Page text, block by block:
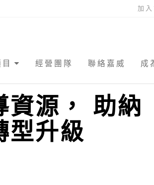
加入
經營團隊 聯絡嘉威 成
資源， 助納
型升級